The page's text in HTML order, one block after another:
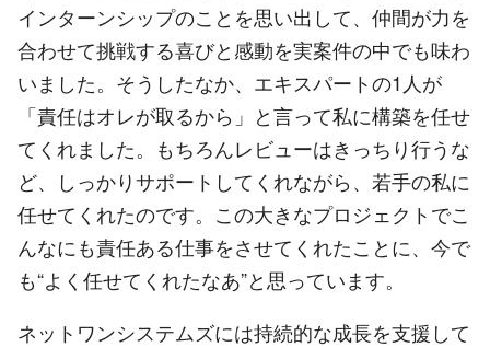
インターンシップのことを思い出して、仲間が力を
合わせて挑戦する喜びと感動を実案件の中でも味わ
いました。そうしたなか、エキスパートの1人が
「責任はオレが取るから」と言って私に構築を任せ
てくれました。もちろんレビューはきっちり行うな
ど、しっかりサポートしてくれながら、若手の私に
任せてくれたのです。この大きなプロジェクトでこ
んなにも責任ある仕事をさせてくれたことに、今で
も“よく任せてくれたなあ”と思っています。
ネットワンシステムズには持続的な成長を支援して